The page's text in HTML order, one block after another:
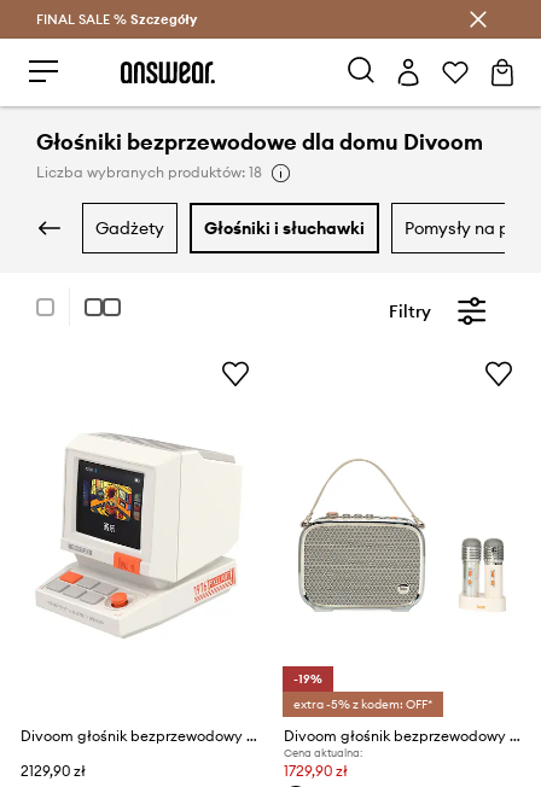
Oszczędzaj z Answear Club >
FINAL SALE % Szczegóły
Głośniki bezprzewodowe dla domu Divoom
Liczba wybranych produktów: 18
gadżety głośniki i słuchawki pomysły na
Filtry
Divoom głośnik bezprzewodowy z tworzywa sztucznego
2129,90 zł
-19%
extra -5% z kodem: OFF*
Divoom głośnik bezprzewodowy z mikrofonami SongBird Ultra 100W
Cena aktualna:
1729,90 zł